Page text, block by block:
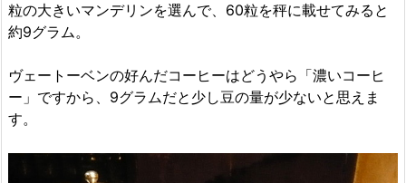
粒の大きいマンデリンを選んで、60粒を秤に載せてみると
約9グラム。
ヴェートーベンの好んだコーヒーはどうやら「濃いコーヒ
ー」ですから、9グラムだと少し豆の量が少ないと思えま
す。